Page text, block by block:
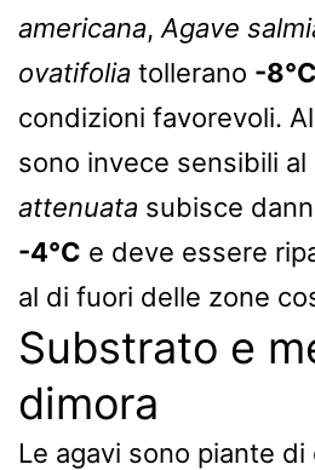
americana, Agave
ovatifolia tollerano -
condizioni favorevoli.
sono invece sensibili al
attenuata subisce
-4°C e deve essere
al di fuori delle zone
Substrato e
dimora
Le agavi sono piante